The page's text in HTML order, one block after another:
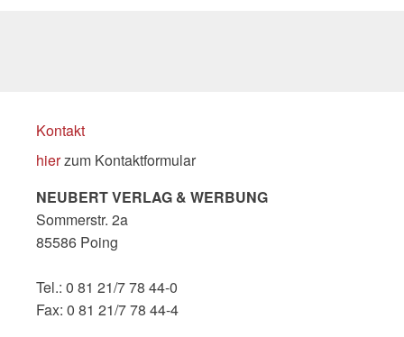
Kontakt
hierzum Kontaktformular
NEUBERT VERLAG & WERBUNG
Sommerstr. 2a
85586 Poing
Tel.: 0 81 21/7 78 44-0
Fax: 0 81 21/7 78 44-4